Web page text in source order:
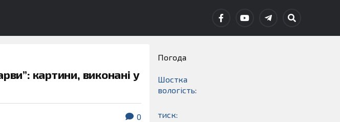
картини, виконані у
0
Погода
Шостка
вологість:
тиск: